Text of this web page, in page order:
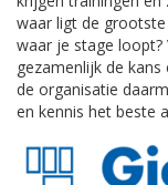
waar ligt de
waar je stage loopt?
gezamenlijk de
de organisatie
en kennis het beste